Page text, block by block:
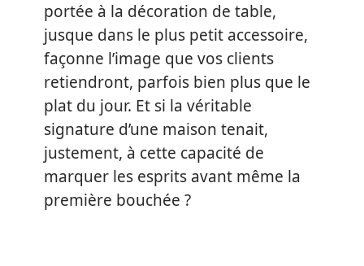
portée à la décoration de table,
jusque dans le plus petit accessoire,
façonne l’image que vos clients
retiendront, parfois bien plus que le
plat du jour. Et si la véritable
signature d’une maison tenait,
justement, à cette capacité de
marquer les esprits avant même la
première bouchée ?